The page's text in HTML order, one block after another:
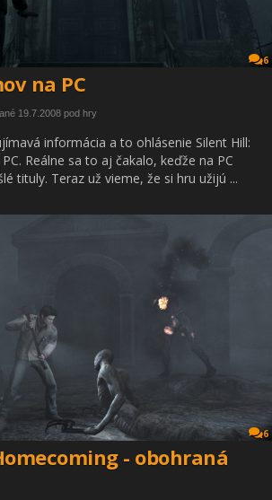
6
na PC
19.7.2008 pod hry
informácia a to ohlásenie Silent Hill:
Reálne sa to aj čakalo, keďže na PC
tituly. Teraz už vieme, že si hru užijú ...
6
- obohraná